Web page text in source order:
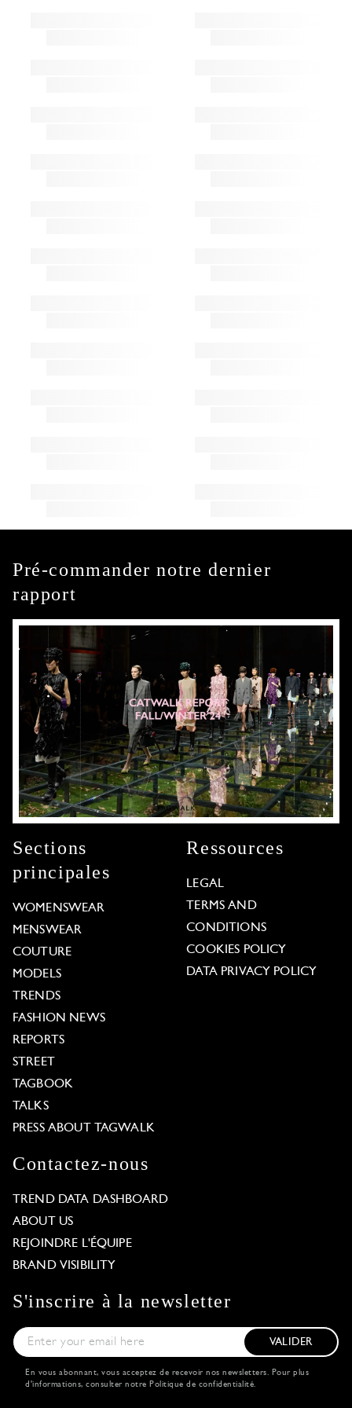
Pré-commander notre dernier
rapport
Sections
principales
WOMENSWEAR
MENSWEAR
COUTURE
MODELS
TRENDS
FASHION NEWS
REPORTS
STREET
TAGBOOK
TALKS
PRESS ABOUT TAGWALK
Ressources
LEGAL
TERMS AND
CONDITIONS
COOKIES POLICY
DATA PRIVACY POLICY
Contactez-nous
TREND DATA DASHBOARD
ABOUT US
REJOINDRE L'ÉQUIPE
BRAND VISIBILITY
S'inscrire à la newsletter
VALIDER
En vous abonnant, vous acceptez de recevoir nos newsletters. Pour plus
d'informations, consulter notre Politique de confidentialité.